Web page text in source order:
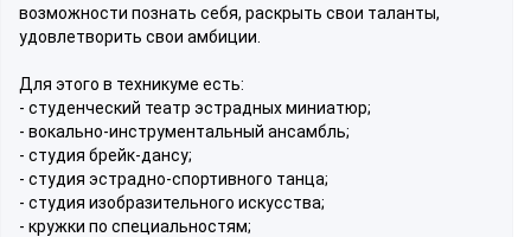
возможности познать себя, раскрыть свои таланты,
удовлетворить свои амбиции.
Для этого в техникуме есть:
- студенческий театр эстрадных миниатюр;
- вокально-инструментальный ансамбль;
- студия брейк-дансу;
- студия эстрадно-спортивного танца;
- студия изобразительного искусства;
- кружки по специальностям;